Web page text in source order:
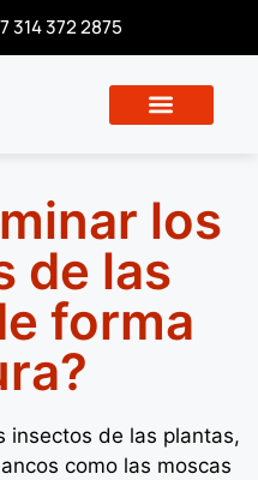
314 372 2875
los
de las
forma
insectos de las plantas,
como las moscas